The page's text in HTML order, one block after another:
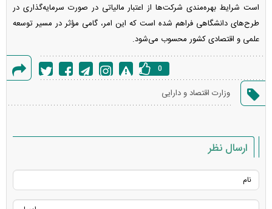
است شرایط بهره‌مندی شرکت‌ها از اعتبار مالیاتی در صورت سرمایه‌گذاری در
طرح‌های دانشگاهی فراهم شده است که این امر، گامی مؤثر در مسیر توسعه
علمی و اقتصادی کشور محسوب می‌شود.
خطا
0
وزارت اقتصاد و دارایی
ارسال نظر